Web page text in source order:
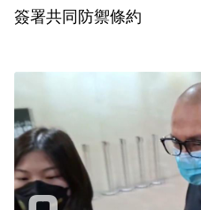
簽署共同防禦條約